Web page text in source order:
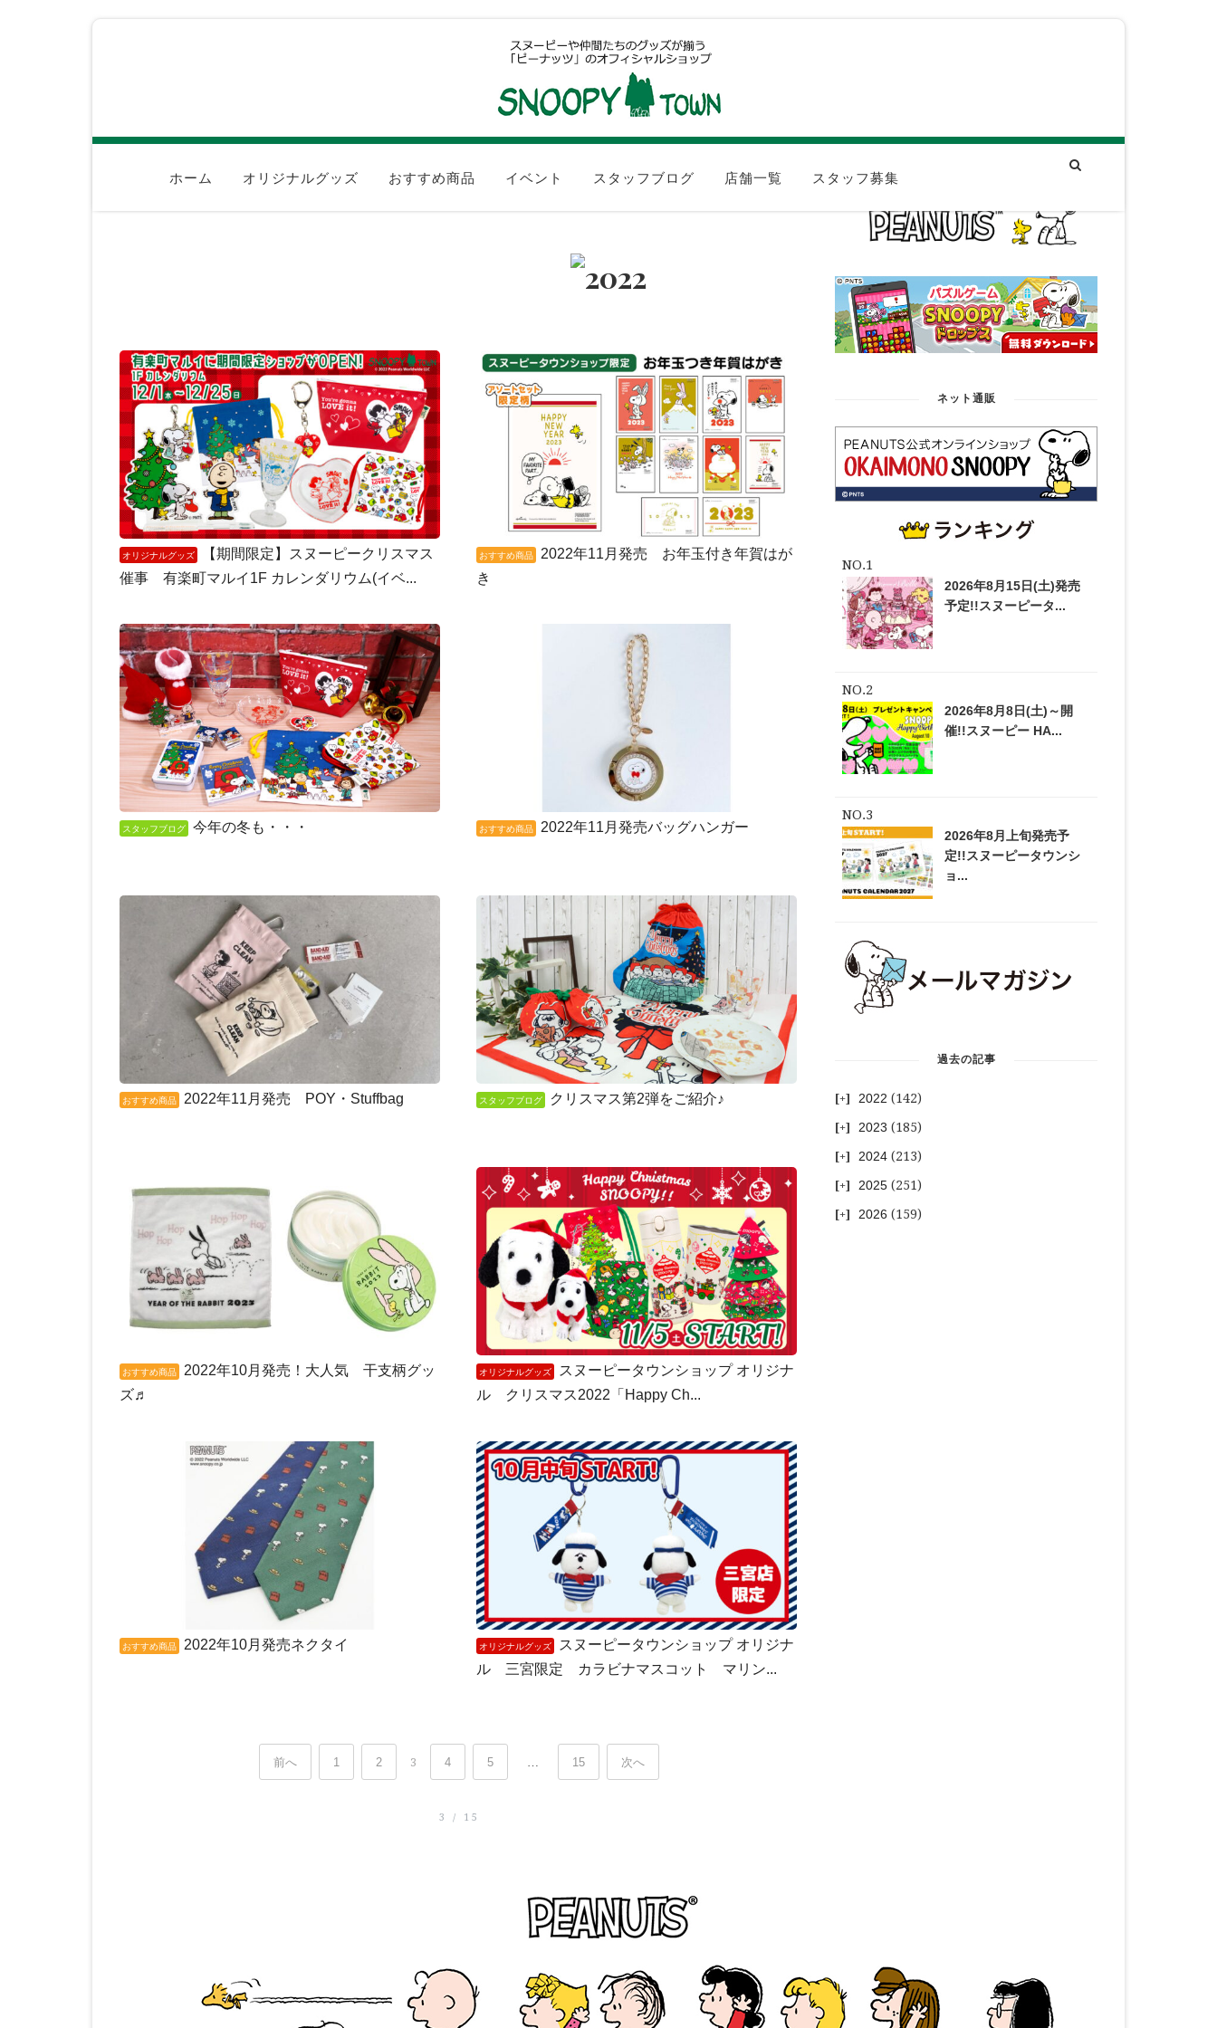
ホーム オリジナルグッズ おすすめ商品 イベント スタッフブログ 店舗一覧 スタッフ募集
オリジナルグッズ
【期間限定】スヌーピークリスマス
催事 有楽町マルイ1F カレンダリウム(イベ...
おすすめ商品
2022年11月発売 お年玉付き年賀はが
き
スタッフブログ 今年の冬も・・・ おすすめ商品 2022年11月発売バッグハンガー
おすすめ商品 2022年11月発売 POY・Stuffbag スタッフブログ クリスマス第2弾をご紹介♪
おすすめ商品
2022年10月発売！大人気 干支柄グッ
ズ♬
オリジナルグッズ
スヌーピータウンショップ オリジナ
ル クリスマス2022「Happy Ch...
おすすめ商品 2022年10月発売ネクタイ オリジナルグッズ
スヌーピータウンショップ オリジナ
ル 三宮限定 カラビナマスコット マリン...
前へ 1 2 3 4 5 … 15 次へ
3 / 15
ネット通販
2026年8月15日(土)発売
予定!!スヌーピータ...
2026年8月8日(土)～開
催!!スヌーピー HA...
2026年8月上旬発売予
定!!スヌーピータウンシ
ョ...
過去の記事
2022 (142)
2023 (185)
2024 (213)
2025 (251)
2026 (159)